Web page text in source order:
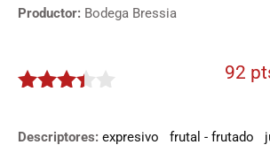
Productor: Bodega Bressia
92
Descriptores: expresivo frutal - frutado